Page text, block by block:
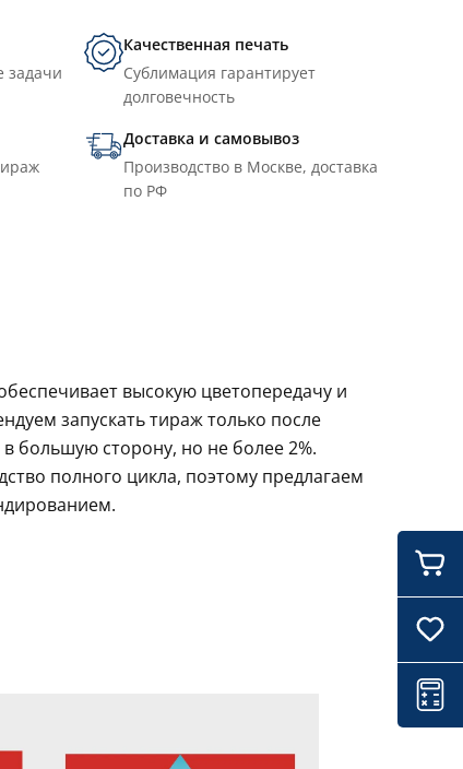
задачи
Качественная печать
Сублимация гарантирует
долговечность
Доставка и самовывоз
Производство в Москве, доставка
по РФ
высокую цветопередачу и
запускать тираж только после
большую сторону, но не более 2%.
полного цикла, поэтому предлагаем